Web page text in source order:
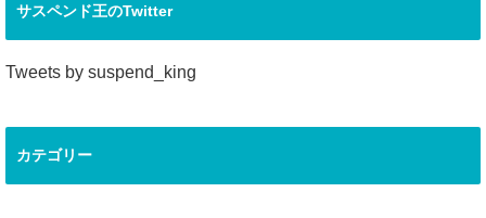
サスペンド王のTwitter
Tweets by suspend_king
カテゴリー